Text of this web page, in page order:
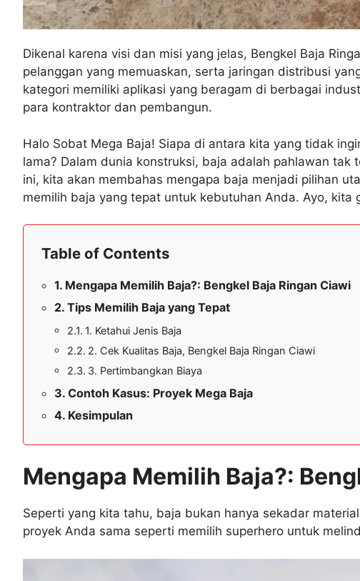
Dikenal karena visi dan misi yang jelas, Bengkel Baja
pelanggan yang memuaskan, serta jaringan distribusi
kategori memiliki aplikasi yang beragam di berbagai
para kontraktor dan pembangun.
Halo Sobat Mega Baja! Siapa di antara kita yang tidak
lama? Dalam dunia konstruksi, baja adalah pahlawan
ini, kita akan membahas mengapa baja menjadi pilihan
memilih baja yang tepat untuk kebutuhan Anda. Ayo, kita
Table of Contents
Mengapa Memilih Baja?: Bengkel Baja Ringan Ciawi
Tips Memilih Baja yang Tepat
1. Ketahui Jenis Baja
2. Cek Kualitas Baja, Bengkel Baja Ringan Ciawi
3. Pertimbangkan Biaya
Contoh Kasus: Proyek Mega Baja
Kesimpulan
Mengapa Memilih Baja?:
Seperti yang kita tahu, baja bukan hanya sekadar
proyek Anda sama seperti memilih superhero untuk